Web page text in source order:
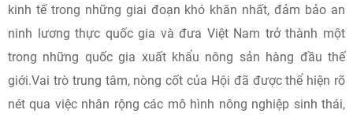
kinh tế trong những giai đoạn khó khăn nhất, đảm bảo an
ninh lương thực quốc gia và đưa Việt Nam trở thành một
trong những quốc gia xuất khẩu nông sản hàng đầu thế
giới.Vai trò trung tâm, nòng cốt của Hội đã được thể hiện rõ
nét qua việc nhân rộng các mô hình nông nghiệp sinh thái,